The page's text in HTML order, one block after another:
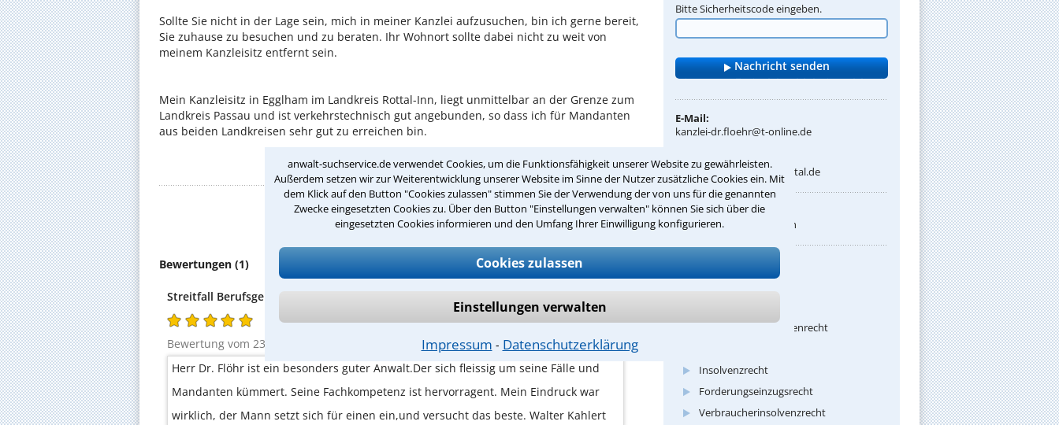
anwalt-suchservice.de verwendet Cookies, um die Funktionsfähigkeit unserer Website zu gewährleisten.
Außerdem setzen wir zur Weiterentwicklung unserer Website im Sinne der Nutzer zusätzliche Cookies ein. Mit
dem Klick auf den Button "Cookies zulassen" stimmen Sie der Verwendung der von uns für die genannten
Zwecke eingesetzten Cookies zu. Über den Button "Einstellungen verwalten" können Sie sich über die
eingesetzten Cookies informieren und den Umfang Ihrer Einwilligung konfigurieren.
Cookies zulassen
Einstellungen verwalten
Impressum ⁃ Datenschutzerklärung
Sollte Sie nicht in der Lage sein, mich in meiner Kanzlei aufzusuchen, bin ich gerne bereit,
Sie zuhause zu besuchen und zu beraten. Ihr Wohnort sollte dabei nicht zu weit von
meinem Kanzleisitz entfernt sein.
Mein Kanzleisitz in Egglham im Landkreis Rottal-Inn, liegt unmittelbar an der Grenze zum
Landkreis Passau und ist verkehrstechnisch gut angebunden, so dass ich für Mandanten
aus beiden Landkreisen sehr gut zu erreichen bin.
Nachricht an meine Kanzlei
Diesen Anwalt bewerten
Bewertungen (1)
Streitfall Berufsgenossenschaft
Bewertung vom 23.01.2023 | Rechtsgebiet: Allgemeine Rechtsberatung
Herr Dr. Flöhr ist ein besonders guter Anwalt.Der sich fleissig um seine Fälle und
Mandanten kümmert. Seine Fachkompetenz ist hervorragent. Mein Eindruck war
wirklich, der Mann setzt sich für einen ein,und versucht das beste. Walter Kahlert
Bitte Sicherheitscode eingeben.
E-Mail:
kanzlei-dr.floehr@t-online.de
Internet:
www.rechtsanwalt-im-rottal.de
Fremdsprachen:
Deutsch Englisch Russisch
Ordnungswidrigkeitenrecht
Insolvenzrecht
Forderungseinzugsrecht
Verbraucherinsolvenzrecht